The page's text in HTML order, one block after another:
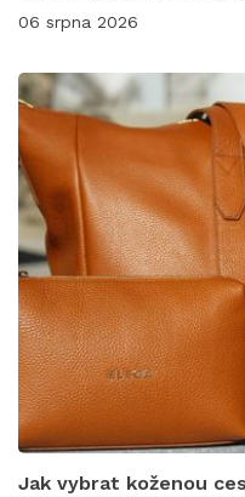
06 srpna 2026
Jak vybrat koženou